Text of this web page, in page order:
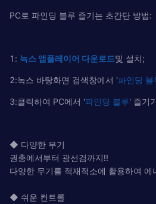
PC로 파인딩 블루 즐기는 초간단 방법:
1: 녹스 앱플레이어 다운로드및 설치;
2:녹스 바탕화면 검색창에서 '파인딩 블
3:클릭하여 PC에서 '파인딩 블루' 즐기
◆ 다양한 무기
권총에서부터 광선검까지!!
다양한 무기를 적재적소에 활용하여 에
◆ 쉬운 컨트롤